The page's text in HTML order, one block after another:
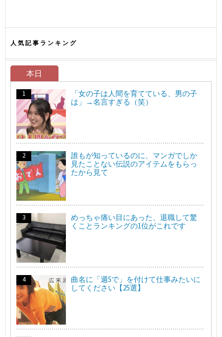
人気記事ランキング
本日
「女の子は人間を育てている、男の子
は」→名言すぎる（笑）
誰もが知っているのに、マンガでしか
見たことない伝説のアイテムをもらっ
たから見て
めっちゃ痛い目にあった、退職して驚
くことランキングの1位がこれです
曲名に「週5で」を付けて仕事みたいに
してください【25選】